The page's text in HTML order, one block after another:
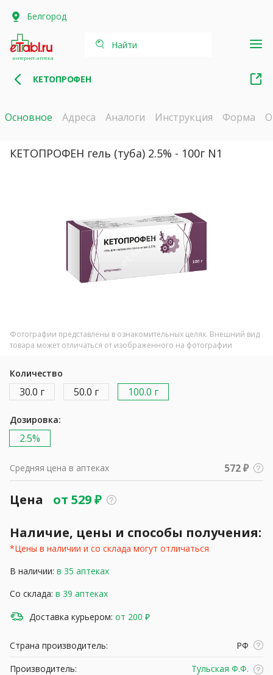
Белгород
интернет-аптека
Найти
КЕТОПРОФЕН
Основное Адреса Аналоги Инструкция Форма
КЕТОПРОФЕН гель (туба) 2.5% - 100г N1
Фотографии представлены в ознакомительных целях. Внешний вид
товара может отличаться от изображенного на фотографии
Количество
30.0 г 50.0 г 100.0 г
Дозировка:
2.5%
Средняя цена в аптеках 572 ₽
Цена от 529₽
Наличие, цены и способы получения:
*Цены в наличии и со склада могут отличаться
В наличии: в 35 аптеках
Со склада: в 39 аптеках
Доставка курьером: от 200 ₽
Страна производитель:
РФ
Производитель:
Тульская Ф.Ф.